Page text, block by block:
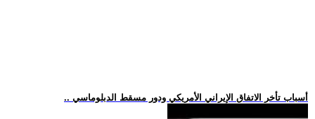
.. أسباب تأخر الاتفاق الإيراني الأمريكي ودور مسقط الدبلوماسي